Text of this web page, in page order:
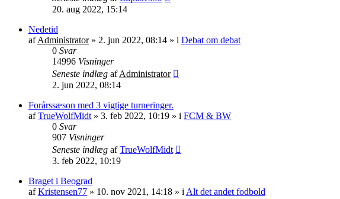
20. aug 2022, 15:14
Nedetid
afAdministrator» 2. jun 2022, 08:14 » i Debat om debat
0 Svar
14996 Visninger
Seneste indlæg afAdministrator
2. jun 2022, 08:14
Forårssæson med 3 vigtige turneringer.
afTrueWolfMidt » 3. feb 2022, 10:19 » i FCM & BW
0 Svar
907 Visninger
Seneste indlæg afTrueWolfMidt
3. feb 2022, 10:19
Braget i Beograd
afKristensen77 » 10. nov 2021, 14:18 » i Alt det andet fodbold